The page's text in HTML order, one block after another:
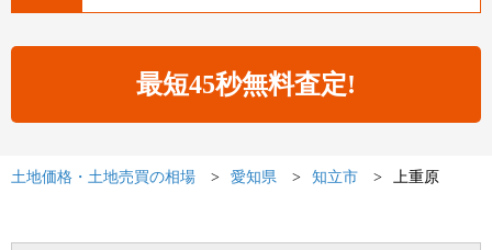
土地価格・土地売買の相場 愛知県 知立市 上重原